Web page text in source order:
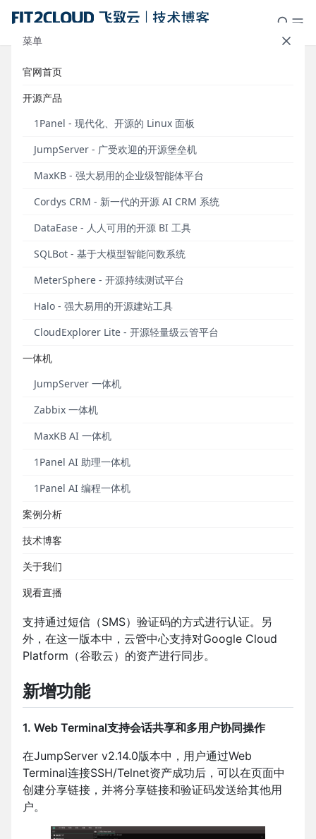
菜单
官网首页
开源产品
1Panel - 现代化、开源的 Linux 面板
JumpServer - 广受欢迎的开源堡垒机
MaxKB - 强大易用的企业级智能体平台
Cordys CRM - 新一代的开源 AI CRM 系统
DataEase - 人人可用的开源 BI 工具
SQLBot - 基于大模型智能问数系统
MeterSphere - 开源持续测试平台
Halo - 强大易用的开源建站工具
CloudExplorer Lite - 开源轻量级云管平台
一体机
JumpServer 一体机
Zabbix 一体机
MaxKB AI 一体机
1Panel AI 助理一体机
1Panel AI 编程一体机
案例分析
技术博客
关于我们
观看直播
新增会话共享功能，支持数据库批
量改密和工单二级审批，
9月22日，JumpServer开源堡垒机正式发布v2.14.0版
支持多用户进行协同操作，以满足运维人员在不同场
景中的运维需求，同时对加入会话的用户活动进行记
Terminal连接的SSH/Telnet协议会话进行共享，另
外，还支持用户在Web Terminal中设置终端主题。在
的消息选择性地开启消息接受方式，例如企业微信、
钉钉等。
X-Pack增强包方面，改密计划不仅支持对资产进行批
足用户对数据库密码的相关安全策略要求。目前已支
持的数据库类型包括：MySQL、Oracle、
功能，管理员可以针对不同类型的工单设置一级或二
级审批流程。在新版本中，MFA多因子认证方式不仅
支持通过短信（SMS）验证码的方式进行认证。另
外，在这一版本中，云管中心支持对Google Cloud
Platform（谷歌云）的资产进行同步。
新增功能
1. Web Terminal支持会话共享和多用户协同操作
在JumpServer v2.14.0版本中，用户通过Web
Terminal连接SSH/Telnet资产成功后，可以在页面中
创建分享链接，并将分享链接和验证码发送给其他用
户。